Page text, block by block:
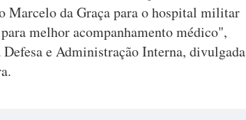
Marcelo da Graça para o hospital militar
melhor acompanhamento médico",
e Administração Interna, divulgada